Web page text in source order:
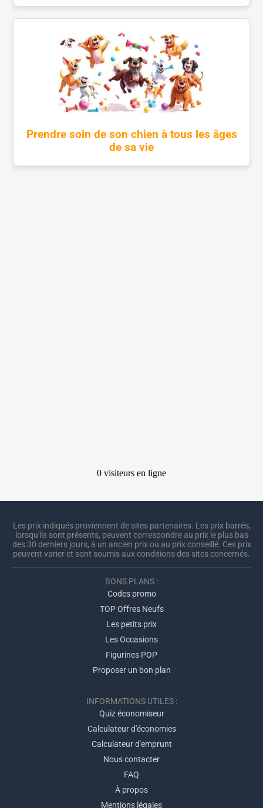
Prendre soin de son chien à tous les âges
de sa vie
Les prix indiqués proviennent de sites partenaires. Les prix barrés,
lorsqu'ils sont présents, peuvent correspondre au prix le plus bas
des 30 derniers jours, à un ancien prix ou au prix conseillé. Ces prix
peuvent varier et sont soumis aux conditions des sites concernés.
BONS PLANS :
Codes promo
TOP Offres Neufs
Les petits prix
Les Occasions
Figurines POP
Proposer un bon plan
INFORMATIONS UTILES :
Quiz économiseur
Calculateur d'économies
Calculateur d'emprunt
Nous contacter
FAQ
À propos
Mentions légales